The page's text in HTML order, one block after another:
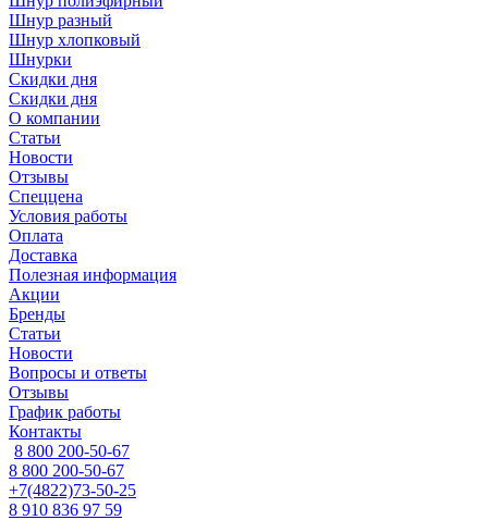
Шнур разный
Шнур хлопковый
Шнурки
Скидки дня
Скидки дня
О компании
Статьи
Новости
Отзывы
Спеццена
Условия работы
Оплата
Доставка
Полезная информация
Акции
Бренды
Статьи
Новости
Вопросы и ответы
Отзывы
График работы
Контакты
8 800 200-50-67
8 800 200-50-67
+7(4822)73-50-25
8 910 836 97 59